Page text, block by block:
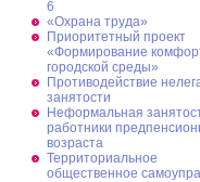
6
«Охрана труда»
Приоритетный проект
«Формирование
городской среды»
Противодействие
занятости
Неформальная
работники
возраста
Территориальное
общественное